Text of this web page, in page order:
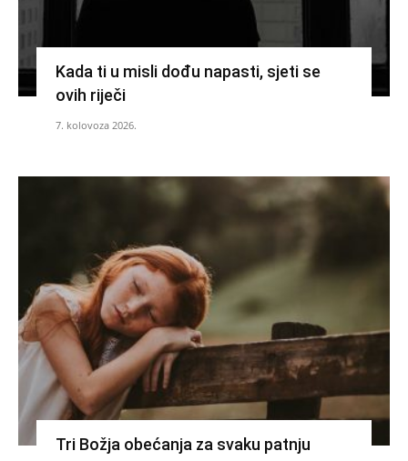
Kada ti u misli dođu napasti, sjeti se
ovih riječi
7. kolovoza 2026.
Tri Božja obećanja za svaku patnju